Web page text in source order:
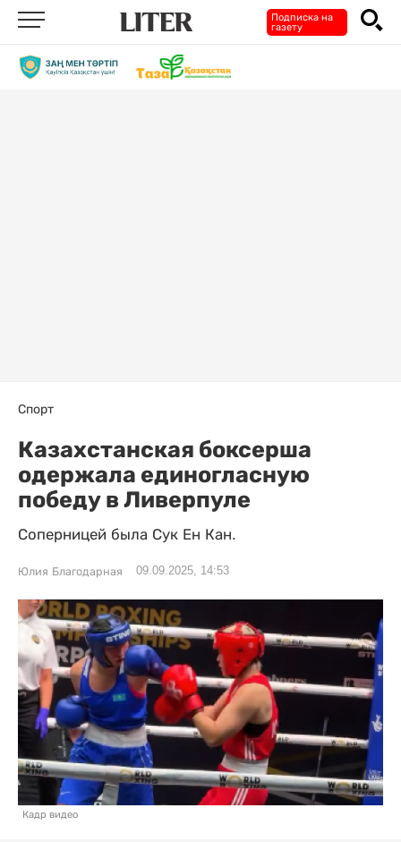
Подписка на
газету
Спорт
Казахстанская боксерша
одержала единогласную
победу в Ливерпуле
Соперницей была Сук Ен Кан.
Юлия Благодарная 09.09.2025, 14:53
Кадр видео